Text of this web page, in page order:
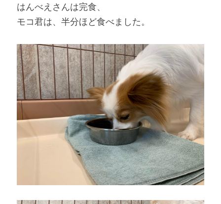
はんべえさんは完食、
モコ君は、半分ほど食べました。